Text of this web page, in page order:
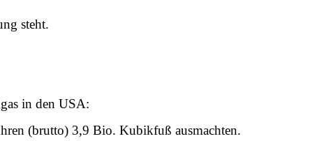
steht.
in den USA:
(brutto) 3,9 Bio. Kubikfuß ausmachten.